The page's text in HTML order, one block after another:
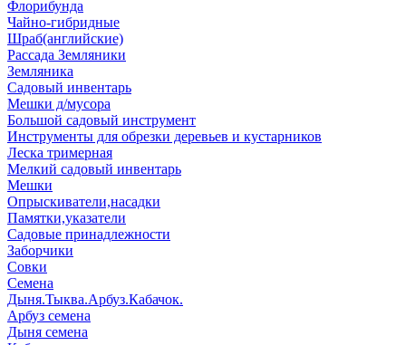
Флорибунда
Чайно-гибридные
Шраб(английские)
Рассада Земляники
Земляника
Садовый инвентарь
Мешки д/мусора
Большой садовый инструмент
Инструменты для обрезки деревьев и кустарников
Леска тримерная
Мелкий садовый инвентарь
Мешки
Опрыскиватели,насадки
Памятки,указатели
Садовые принадлежности
Заборчики
Совки
Семена
Дыня.Тыква.Арбуз.Кабачок.
Арбуз семена
Дыня семена